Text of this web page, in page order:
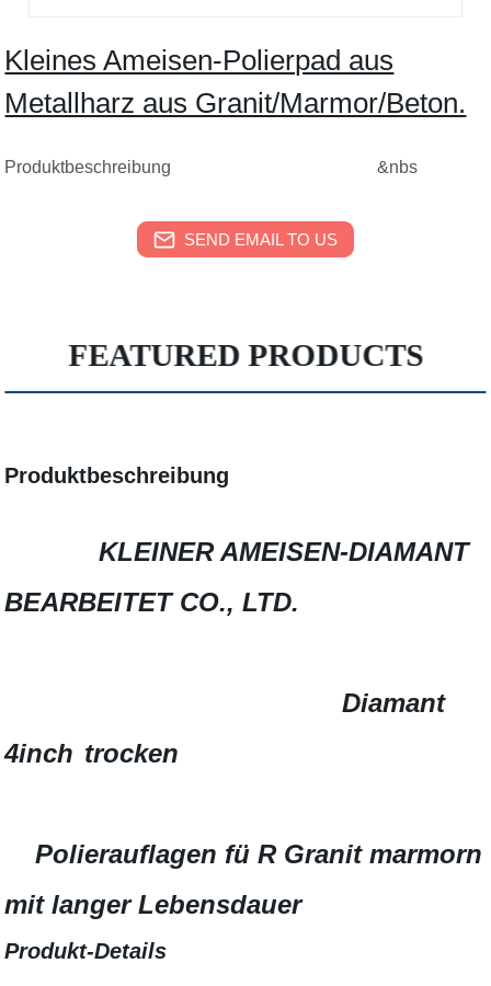
Kleines Ameisen-Polierpad aus
Metallharz aus Granit/Marmor/Beton.
Produktbeschreibung &nbs
SEND EMAIL TO US
FEATURED PRODUCTS
Produktbeschreibung
KLEINER AMEISEN-DIAMANT
BEARBEITET CO., LTD.
Diamant
4inch trocken
Polierauflagen fü R Granit marmorn
mit langer Lebensdauer
Produkt-Details